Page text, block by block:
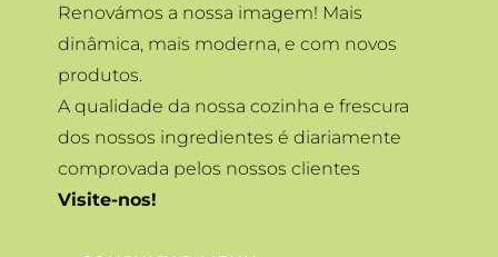
Renovámos a nossa imagem! Mais
dinâmica, mais moderna, e com novos
produtos.
A qualidade da nossa cozinha e frescura
dos nossos ingredientes é diariamente
comprovada pelos nossos clientes
Visite-nos!